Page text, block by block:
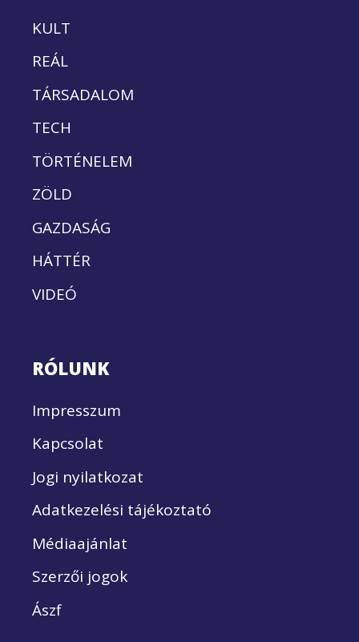
KULT
REÁL
TÁRSADALOM
TECH
TÖRTÉNELEM
ZÖLD
GAZDASÁG
HÁTTÉR
VIDEÓ
RÓLUNK
Impresszum
Kapcsolat
Jogi nyilatkozat
Adatkezelési tájékoztató
Médiaajánlat
Szerzői jogok
Ászf